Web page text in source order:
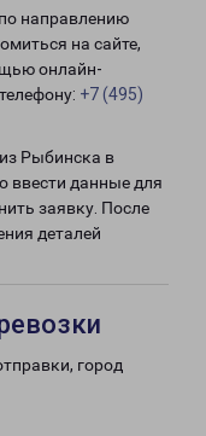
направлению
на сайте,
онлайн-
+7 (495)
Рыбинска в
ввести данные для
заявку. После
деталей
город